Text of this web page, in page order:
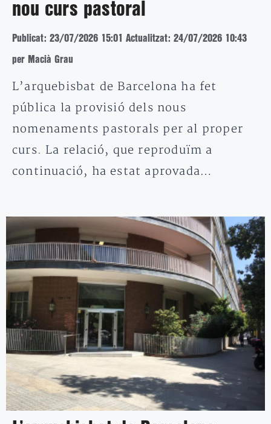
nou curs pastoral
Publicat: 23/07/2026 15:01 Actualitzat: 24/07/2026 10:43
per Macià Grau
L’arquebisbat de Barcelona ha fet
pública la provisió dels nous
nomenaments pastorals per al proper
curs. La relació, que reproduïm a
continuació, ha estat aprovada…